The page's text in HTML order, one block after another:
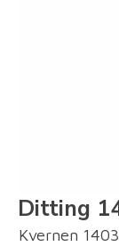
Ditting
Kvernen